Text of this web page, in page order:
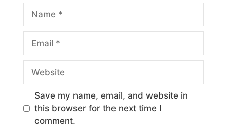
Name
Email
Website
Save my name, email, and website in
this browser for the next time I
comment.